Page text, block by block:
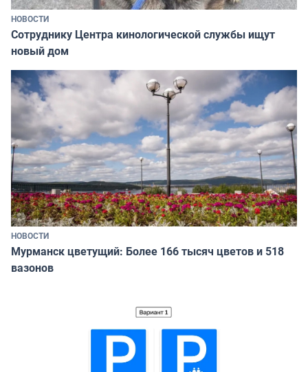
НОВОСТИ
Сотруднику Центра кинологической службы ищут
новый дом
НОВОСТИ
Мурманск цветущий: Более 166 тысяч цветов и 518
вазонов